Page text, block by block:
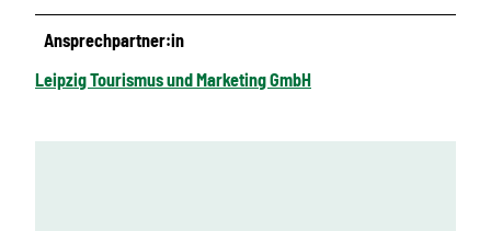
Ansprechpartner:in
Leipzig Tourismus und Marketing GmbH